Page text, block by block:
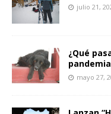
julio 21,
¿Qué
mayo 27,